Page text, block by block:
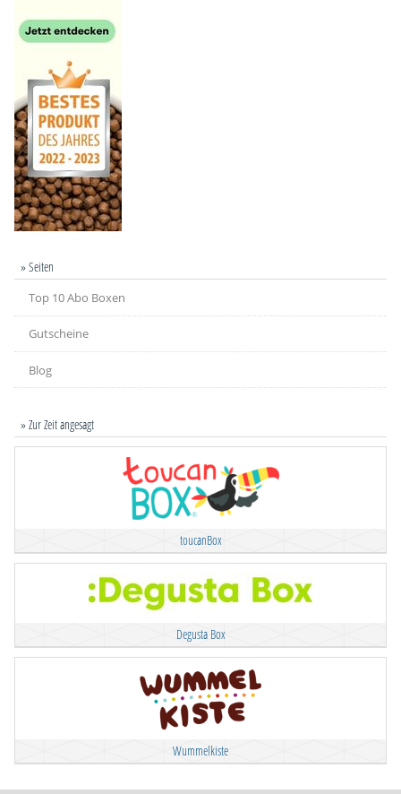
» Seiten
Top 10 Abo Boxen
Gutscheine
Blog
» Zur Zeit angesagt
toucanBox
Degusta Box
Wummelkiste